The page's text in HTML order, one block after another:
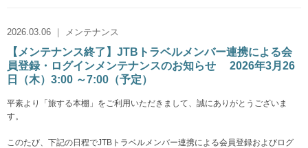
2026.03.06 ｜ メンテナンス
【メンテナンス終了】JTBトラベルメンバー連携による会
員登録・ログインメンテナンスのお知らせ 2026年3月26
日（木）3:00 ～7:00（予定）
平素より「旅する本棚」をご利用いただきまして、誠にありがとうございま
す。
このたび、下記の日程でJTBトラベルメンバー連携による会員登録およびログ